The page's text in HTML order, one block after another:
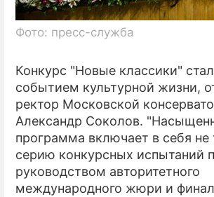
Фото: пресс-служба
Конкурс "Новые классики"
событием культурной жизни,
ректор Московской
Александр Соколов.
программа включает в себя не
серию конкурсных испытаний
руководством авторитетного
международного жюри и